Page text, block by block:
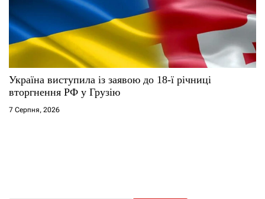
Україна виступила із заявою до 18-ї річниці
вторгнення РФ у Грузію
7 Серпня, 2026